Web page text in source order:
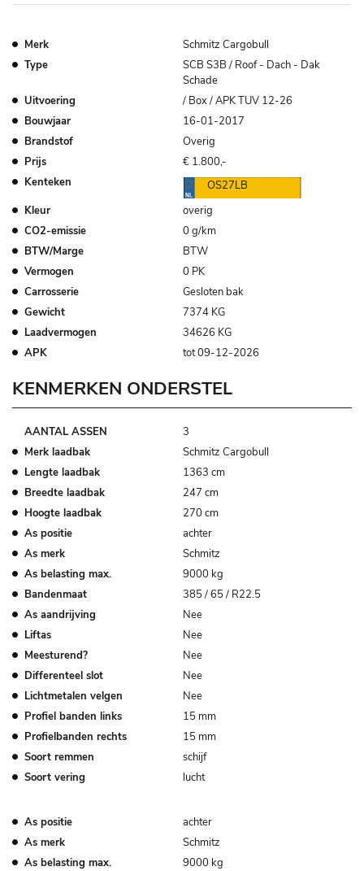
Merk
Schmitz Cargobull
Type
SCB S3B / Roof - Dach - Dak
Schade
Uitvoering
/ Box / APK TUV 12-26
Bouwjaar
16-01-2017
Brandstof
Overig
Prijs
€ 1.800,-
Kenteken
OS27LB
Kleur
overig
CO2-emissie
0 g/km
BTW/Marge
BTW
Vermogen
0 PK
Carrosserie
Gesloten bak
Gewicht
7374 KG
Laadvermogen
34626 KG
APK
tot 09-12-2026
KENMERKEN ONDERSTEL
AANTAL ASSEN
3
Merk laadbak
Schmitz Cargobull
Lengte laadbak
1363 cm
Breedte laadbak
247 cm
Hoogte laadbak
270 cm
As positie
achter
As merk
Schmitz
As belasting max.
9000 kg
Bandenmaat
385 / 65 / R22.5
As aandrijving
Nee
Liftas
Nee
Meesturend?
Nee
Differenteel slot
Nee
Lichtmetalen velgen
Nee
Profiel banden links
15 mm
Profielbanden rechts
15 mm
Soort remmen
schijf
Soort vering
lucht
As positie
achter
As merk
Schmitz
As belasting max.
9000 kg